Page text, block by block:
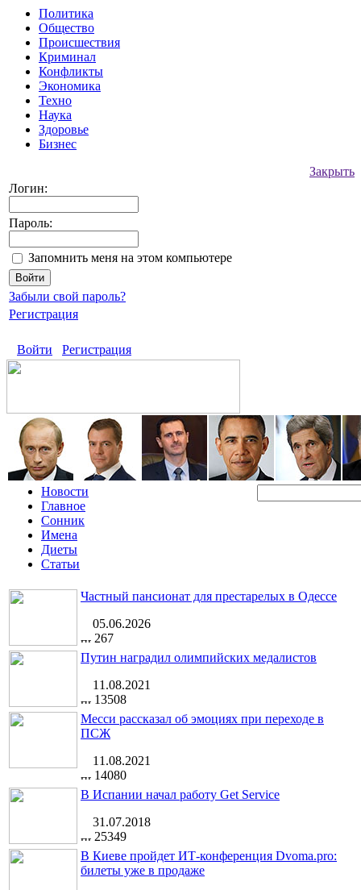
Политика
Общество
Происшествия
Криминал
Конфликты
Экономика
Техно
Наука
Здоровье
Бизнес
Закрыть
Логин:
Пароль:
Запомнить меня на этом компьютере
Забыли свой пароль?
Регистрация
Войти Регистрация
Новости
Главное
Сонник
Имена
Диеты
Статьи
Частный пансионат для престарелых в Одессе
05.06.2026
267
Путин наградил олимпийских медалистов
11.08.2021
13508
Месси рассказал об эмоциях при переходе в
ПСЖ
11.08.2021
14080
В Испании начал работу Get Service
31.07.2018
25349
В Киеве пройдет ИТ-конференция Dvoma.pro:
билеты уже в продаже